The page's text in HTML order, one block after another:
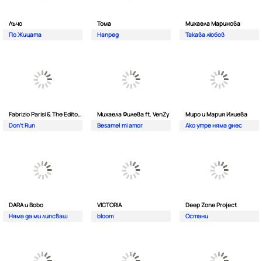
Лъчо
По Жицата
Тома
Напред
Михаела Маринова
Такава любов
Fabrizio Parisi & The Editor ft. ALMA
Don't Run
Михаела Филева ft. VenZy
Besame| mi amor
Миро и Мария Илиева
Ако утре няма днес
DARA и Bobo
Няма да ми липсваш
VICTORIA
bloom
Deep Zone Project
Остани